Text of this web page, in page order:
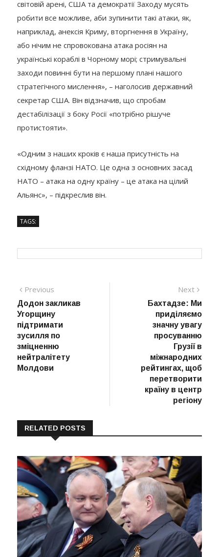
світовій арені, США та демократії Заходу мусять
робити все можливе, аби зупинити такі атаки, як,
наприклад, анексія Криму, вторгнення в Україну,
або нічим не спровокована атака росіян на
українські кораблі в Чорному морі; стримувальні
заходи повинні бути на першому плані нашого
стратегічного мислення», – наголосив державний
секретар США. Він відзначив, що спробам
дестабілізації з боку Росії «потрібно рішуче
протистояти».
«Одним з наших кроків є наша присутність на
східному фланзі НАТО. Це одна з основних засад
НАТО – атака на одну країну – це атака на цілий
Альянс», – підкреслив він.
TAGS:
Навігація
записів
Previous
post:
Додон закликав
Угорщину
підтримати
зусилля по
зміцненню
нейтралітету
Молдови
Next
Бахтадзе: Ми
приділяємо
значну увагу
просуванню
Грузії в
міжнародних
рейтингах, щоб
перетворити
країну в центр
регіону
RELATED POSTS